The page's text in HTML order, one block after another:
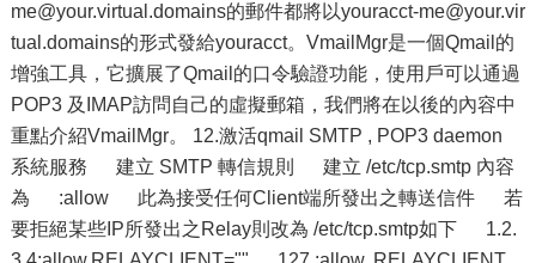
me@your.virtual.domains的郵件都將以youracct-me@your.vir
tual.domains的形式發給youracct。VmailMgr是一個Qmail的
增強工具，它擴展了Qmail的口令驗證功能，使用戶可以通過
POP3 及IMAP訪問自己的虛擬郵箱，我們將在以後的內容中
重點介紹VmailMgr。 12.激活qmail SMTP , POP3 daemon
系統服務 建立 SMTP 轉信規則 建立 /etc/tcp.smtp 內容
為 :allow 此為接受任何Client端所發出之轉送信件 若
要拒絕某些IP所發出之Relay則改為 /etc/tcp.smtp如下 1.2.